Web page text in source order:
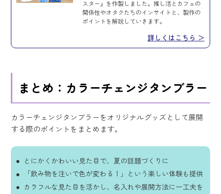
スター』を作製しました。推し活とカフェの
関係性やオタクたちのインサイトと、製作の
ポイントを解説していきます。
詳しくはこちら ＞
まとめ：カラーチェンジタンブラー
カラーチェンジタンブラーをオリジナルグッズとして展開
する際のポイントをまとめます。
とにかくかわいい見た目で、夏の話題づくりに
「飲み物を注いで色が変わる！」という楽しい体験も提供
カラフルな見た目を活かし、名入れや展開方法に一工夫を